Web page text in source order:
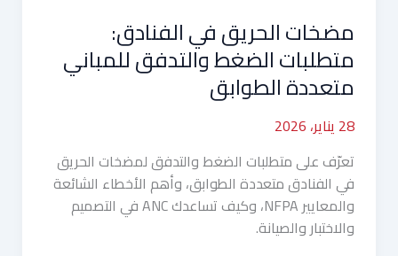
مضخات الحريق في الفنادق:
متطلبات الضغط والتدفق للمباني
متعددة الطوابق
28 يناير، 2026
تعرّف على متطلبات الضغط والتدفق لمضخات الحريق
في الفنادق متعددة الطوابق، وأهم الأخطاء الشائعة
والمعايير NFPA، وكيف تساعدك ANC في التصميم
والاختبار والصيانة.